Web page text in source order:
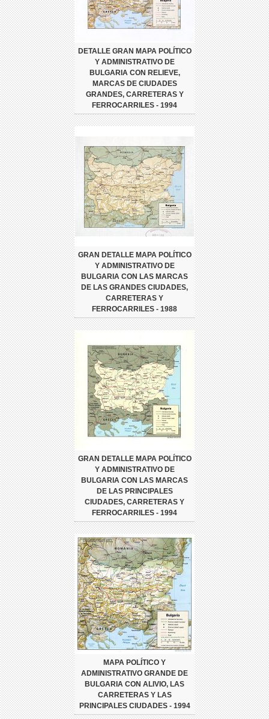
DETALLE GRAN MAPA POLÍTICO
Y ADMINISTRATIVO DE
BULGARIA CON RELIEVE,
MARCAS DE CIUDADES
GRANDES, CARRETERAS Y
FERROCARRILES - 1994
GRAN DETALLE MAPA POLÍTICO
Y ADMINISTRATIVO DE
BULGARIA CON LAS MARCAS
DE LAS GRANDES CIUDADES,
CARRETERAS Y
FERROCARRILES - 1988
GRAN DETALLE MAPA POLÍTICO
Y ADMINISTRATIVO DE
BULGARIA CON LAS MARCAS
DE LAS PRINCIPALES
CIUDADES, CARRETERAS Y
FERROCARRILES - 1994
MAPA POLÍTICO Y
ADMINISTRATIVO GRANDE DE
BULGARIA CON ALIVIO, LAS
CARRETERAS Y LAS
PRINCIPALES CIUDADES - 1994